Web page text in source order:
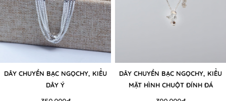
DÂY CHUYỀN BẠC NGỌCHY, KIỂU
DÂY Ý
DÂY CHUYỀN BẠC NGỌCHY, KIỂU
MẶT HÌNH CHUỘT ĐÍNH ĐÁ